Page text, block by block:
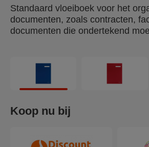
Standaard vloeiboek voor het
documenten, zoals contracten,
documenten die ondertekend
Koop nu bij